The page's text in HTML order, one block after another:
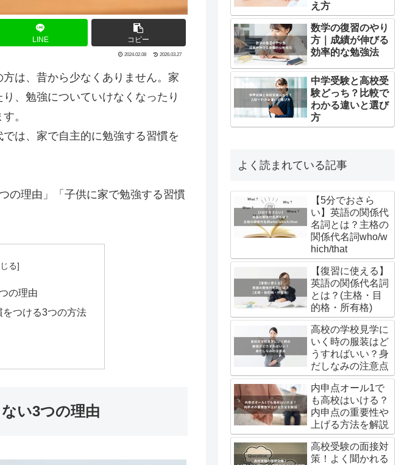
LINE コピー
2024.02.08 2026.03.27
は、昔から少なくありません。家
、勉強についていけなくなったり
。
は、家で自主的に勉強する習慣を
の理由」「子供に家で勉強する習慣
の理由
つける3つの方法
い3つの理由
え方
数学の復習のやり
方｜成績が伸びる
効率的な勉強法
中学受験と高校受
験どっち？比較で
わかる違いと選び
方
よく読まれている記事
【5分でおさら
い】英語の関係代
名詞とは？主格の
関係代名詞who/w
hich/that
【復習に使える】
英語の関係代名詞
とは？(主格・目
的格・所有格)
高校の学校見学に
いく時の服装はど
うすればいい？身
だしなみの注意点
内申点オール1で
も高校はいける？
内申点の重要性や
上げる方法を解説
高校受験の面接対
策！よく聞かれる